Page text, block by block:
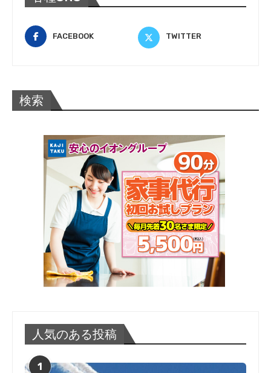
FACEBOOK TWITTER
検索
人気のある投稿
1